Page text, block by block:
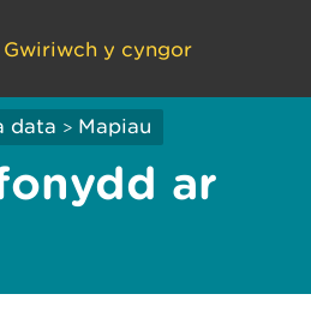
y cyngor
data > Mapiau
ar